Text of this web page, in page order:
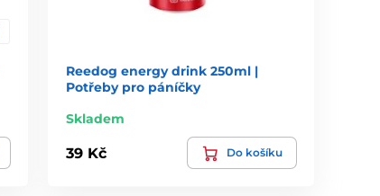
Reedog energy drink 250ml |
Potřeby pro páníčky
Skladem
39 Kč Do košíku